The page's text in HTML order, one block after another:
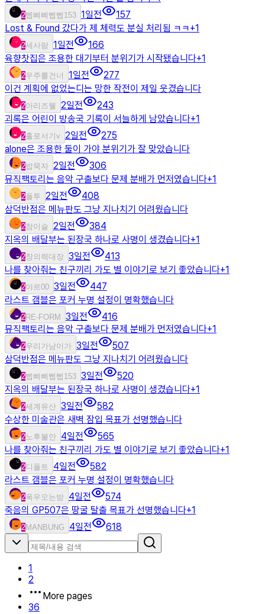
2삡삐삐삡삡153 1일전
157
Lost & Found 갔다가 제 체력도 분실 처리됨 ㅋㅋ+1
2세사람 1일전
166
육향찻집은 조용한 대기부터 분위기가 시작됐습니다+1
2우주를건너 1일전
277
이건 계획에 없었는디는 망한 작전이 제일 웃겼습니다
2아리즈웰 2일전
243
괴록은 어린이 방송국 기록이 서늘하게 남았습니다+1
2홀로서기v 2일전
275
alone은 조용한 둘이 가야 분위기가 잘 맞았습니다
2밥묵자 2일전
306
뮤직팩토리는 음악 구출보다 문제 분배가 먼저였습니다+1
2플투 2일전
408
삼덕반점은 메뉴판도 그냥 지나치기 어려웠습니다
2참이슬 2일전
384
지옥의 배달부는 된장국 하나로 사명이 생겼습니다+1
2창의력대장 3일전
413
나를 찾아줘는 친구끼리 가도 별 이야기로 보기 좋았습니다+1
2야르00 3일전
447
라스트 갬블은 포커 누명 설정이 명확했습니다
2RE-FORM 3일전
416
뮤직팩토리는 음악 구출보다 문제 분배가 먼저였습니다+1
2우리가남이가 3일전
507
삼덕반점은 메뉴판도 그냥 지나치기 어려웠습니다
2삡삐삐삡삡153 3일전
520
지옥의 배달부는 된장국 하나로 사명이 생겼습니다+1
2세계유산 3일전
582
수상한 미술관은 새벽 잠입 목표가 선명했습니다
2노후불안 4일전
565
나를 찾아줘는 친구끼리 가도 별 이야기로 보기 좋았습니다+1
2디폴트 4일전
582
라스트 갬블은 포커 누명 설정이 명확했습니다
2폭우오는밤 4일전
574
죽음의 GP507은 땅굴 탈출 목표가 선명했습니다+1
2MANBUNG 4일전 618
1
2
More pages
36